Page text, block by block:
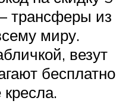
из
миру.
везут
бесплатно